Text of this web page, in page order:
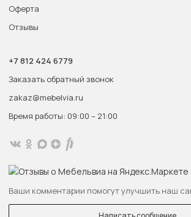
Оферта
Отзывы
+7 812 424 6779
Заказать обратный звонок
zakaz@mebelvia.ru
Время работы: 09:00 – 21:00
Ваши комментарии помогут улучшить наш